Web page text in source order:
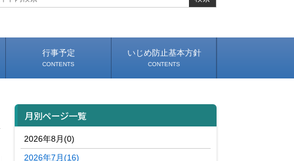
行事予定
CONTENTS
いじめ防止基本方針
CONTENTS
月別ページ一覧
2026年8月(0)
2026年7月(16)